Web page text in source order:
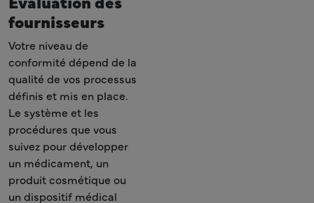
fournisseurs
Votre niveau de
conformité dépend de la
qualité de vos processus
définis et mis en place.
Le système et les
procédures que vous
suivez pour développer
un médicament, un
produit cosmétique ou
un dispositif médical